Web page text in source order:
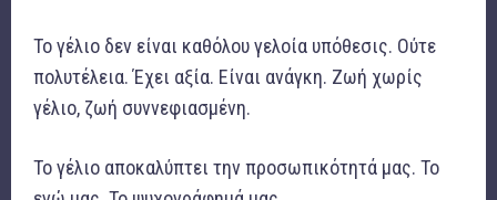
Το γέλιο δεν είναι καθόλου γελοία υπόθεσις. Ούτε
πολυτέλεια. Έχει αξία. Είναι ανάγκη. Ζωή χωρίς
γέλιο, ζωή συννεφιασμένη.
Το γέλιο αποκαλύπτει την προσωπικότητά μας. Το